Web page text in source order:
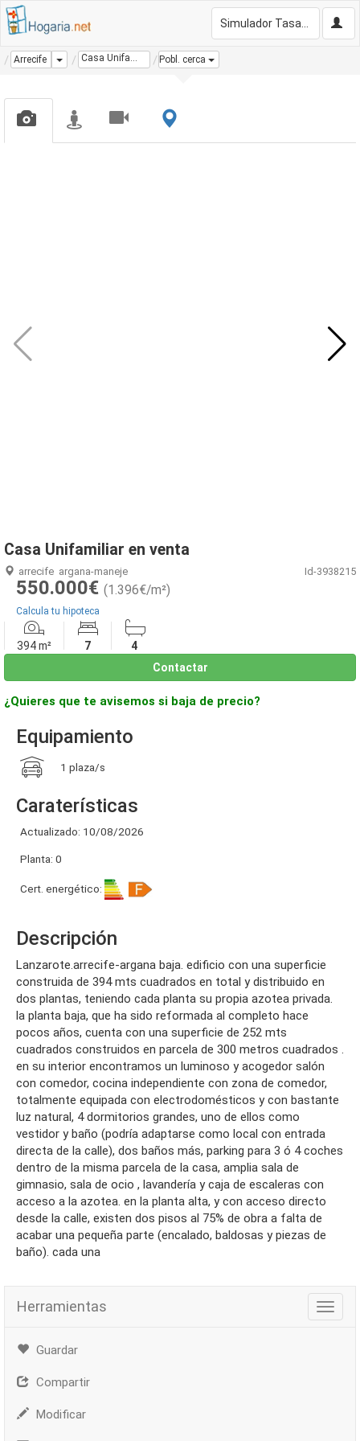
Arrecife Dropdown Casa Unifamiliar Pobl. cerca
Casa Unifamiliar en venta
arrecife argana-maneje Id-3938215
550.000€ (1.396€/m²)
Calcula tu hipoteca
394 m² 7
4
Contactar
¿Quieres que te avisemos si baja de precio?
Equipamiento
1 plaza/s
Caraterísticas
Actualizado: 10/08/2026
Planta: 0
Cert. energético:
Descripción
lanzarote.arrecife-argana baja. edificio con una superficie
construida de 394 mts cuadrados en total y distribuido en
dos plantas, teniendo cada planta su propia azotea privada.
la planta baja, que ha sido reformada al completo hace
pocos años, cuenta con una superficie de 252 mts
cuadrados construidos en parcela de 300 metros cuadrados .
en su interior encontramos un luminoso y acogedor salón
con comedor, cocina independiente con zona de comedor,
totalmente equipada con electrodomésticos y con bastante
luz natural, 4 dormitorios grandes, uno de ellos como
vestidor y baño (podría adaptarse como local con entrada
directa de la calle), dos baños más, parking para 3 ó 4 coches
dentro de la misma parcela de la casa, amplia sala de
gimnasio, sala de ocio , lavandería y caja de escaleras con
acceso a la azotea. en la planta alta, y con acceso directo
desde la calle, existen dos pisos al 75% de obra a falta de
acabar una pequeña parte (encalado, baldosas y piezas de
baño). cada una
Herramientas
Guardar
Compartir
Modificar